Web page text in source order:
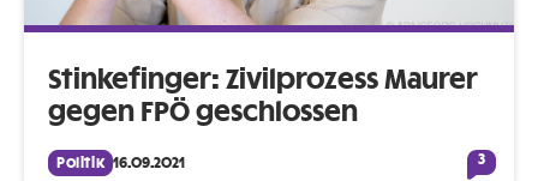
Stinkefinger: Zivilprozess Maurer
gegen FPÖ geschlossen
Politik 16.09.2021 3